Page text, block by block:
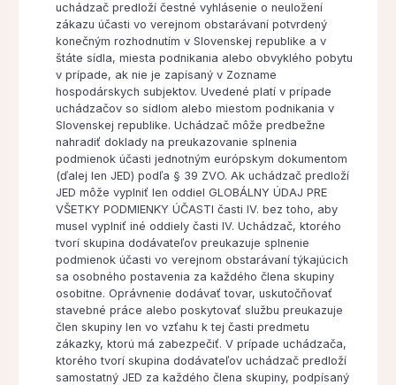
uchádzač predloží čestné vyhlásenie o neuložení
zákazu účasti vo verejnom obstarávaní potvrdený
konečným rozhodnutím v Slovenskej republike a v
štáte sídla, miesta podnikania alebo obvyklého pobytu
v prípade, ak nie je zapísaný v Zozname
hospodárskych subjektov. Uvedené platí v prípade
uchádzačov so sídlom alebo miestom podnikania v
Slovenskej republike. Uchádzač môže predbežne
nahradiť doklady na preukazovanie splnenia
podmienok účasti jednotným európskym dokumentom
(ďalej len JED) podľa § 39 ZVO. Ak uchádzač predloží
JED môže vyplniť len oddiel GLOBÁLNY ÚDAJ PRE
VŠETKY PODMIENKY ÚČASTI časti IV. bez toho, aby
musel vyplniť iné oddiely časti IV. Uchádzač, ktorého
tvorí skupina dodávateľov preukazuje splnenie
podmienok účasti vo verejnom obstarávaní týkajúcich
sa osobného postavenia za každého člena skupiny
osobitne. Oprávnenie dodávať tovar, uskutočňovať
stavebné práce alebo poskytovať službu preukazuje
člen skupiny len vo vzťahu k tej časti predmetu
zákazky, ktorú má zabezpečiť. V prípade uchádzača,
ktorého tvorí skupina dodávateľov uchádzač predloží
samostatný JED za každého člena skupiny, podpísaný